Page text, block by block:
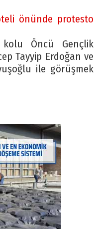
önünde protesto
Öncü Gençlik
Tayyip Erdoğan ve
ile görüşmek